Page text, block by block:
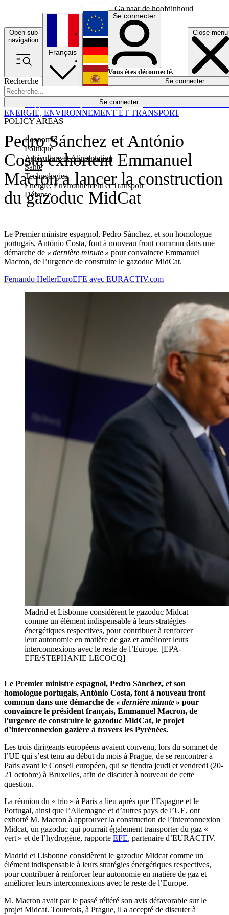
Ga naar de hoofdinhoud
Open sub
navigation
Close menu
Recherche
Se connecter
POLICY AREAS
Economie
Politique
Agriculture et Alimentation
Santé
Technologies
Energie, Environnement et Transport
Défense
Économie
Français
English
Deutsch
Español
Se connecter
Vous êtes déconnecté.
Se connecter
Pedro Sánchez et António
Costa exhortent Emmanuel
Macron a lancer la construction
du gazoduc MidCat
Le Premier ministre espagnol, Pedro Sánchez, et son homologue
portugais, António Costa, font à nouveau front commun dans une
démarche de « dernière minute » pour convaincre Emmanuel
Macron, de l’urgence de construire le gazoduc MidCat.
ENERGIE, ENVIRONNEMENT ET TRANSPORT
Fernando HellerEuroEFE avec EURACTIV.com
Madrid et Lisbonne considèrent le gazoduc Midcat
comme un élément indispensable à leurs stratégies
énergétiques respectives, pour contribuer à renforcer
leur autonomie en matière de gaz et améliorer leurs
interconnexions avec le reste de l’Europe. [EPA-
EFE/STEPHANIE LECOCQ]
Le Premier ministre espagnol, Pedro Sánchez, et son
homologue portugais, António Costa, font à nouveau front
commun dans une démarche de « dernière minute » pour
convaincre le président français, Emmanuel Macron, de
l’urgence de construire le gazoduc MidCat, le projet
d’interconnexion gazière à travers les Pyrénées.
Les trois dirigeants européens avaient convenu, lors du sommet de
l’UE qui s’est tenu au début du mois à Prague, de se rencontrer à
Paris avant le Conseil européen, qui se tiendra jeudi et vendredi (20-
21 octobre) à Bruxelles, afin de discuter à nouveau de cette
question.
La réunion du « trio » à Paris a lieu après que l’Espagne et le
Portugal, ainsi que l’Allemagne et d’autres pays de l’UE, ont
exhorté M. Macron à approuver la construction de l’interconnexion
Midcat, un gazoduc qui pourrait également transporter du gaz «
vert » et de l’hydrogène, rapporte EFE, partenaire d’EURACTIV.
Madrid et Lisbonne considèrent le gazoduc Midcat comme un
élément indispensable à leurs stratégies énergétiques respectives,
pour contribuer à renforcer leur autonomie en matière de gaz et
améliorer leurs interconnexions avec le reste de l’Europe.
M. Macron avait par le passé réitéré son avis défavorable sur le
projet Midcat. Toutefois, à Prague, il a accepté de discuter à